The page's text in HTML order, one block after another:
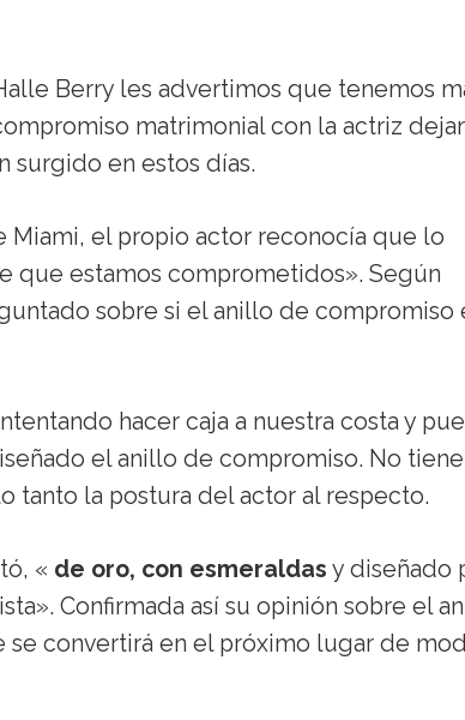
Berry les advertimos que tenemos
matrimonial con la actriz
surgido en estos días.
Miami, el propio actor reconocía que lo
que estamos comprometidos». Según
sobre si el anillo de compromiso
hacer caja a nuestra costa y
el anillo de compromiso. No
tanto la postura del actor al respecto.
« de oro, con esmeraldas y diseñado
Confirmada así su opinión sobre el
convertirá en el próximo lugar de